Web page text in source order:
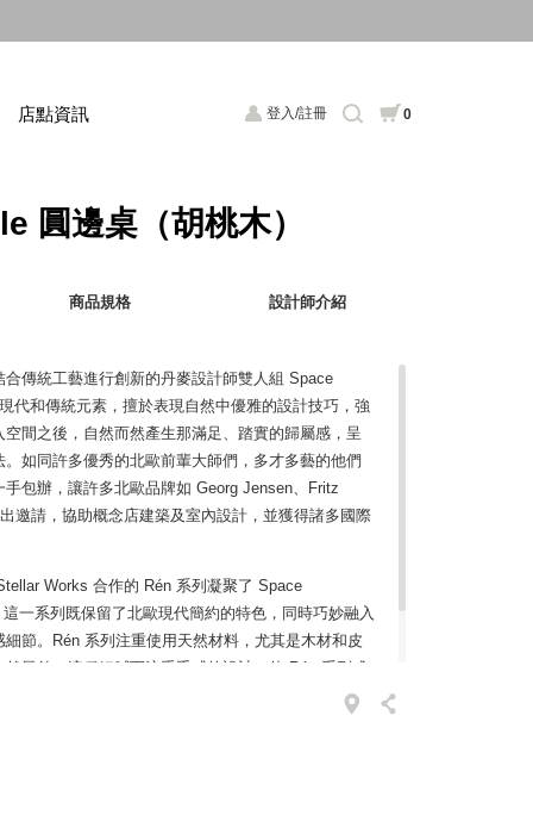
登入/註冊 0
店點資訊
圓邊桌（胡桃木）
商品規格 設計師介紹
傳統工藝進行創新的丹麥設計師雙人組 Space
代和傳統元素，擅於表現自然中優雅的設計技巧，強
間之後，自然而然產生那滿足、踏實的歸屬感，呈
如同許多優秀的北歐前輩大師們，多才多藝的他們
包辦，讓許多北歐品牌如 Georg Jensen、Fritz
邀請，協助概念店建築及室內設計，並獲得諸多國際
Works 合作的 Rén 系列凝聚了 Space
一系列既保留了北歐現代簡約的特色，同時巧妙融入
節。Rén 系列注重使用天然材料，尤其是木材和皮
風貌。這種細膩而注重手感的設計，使 Rén 系列成